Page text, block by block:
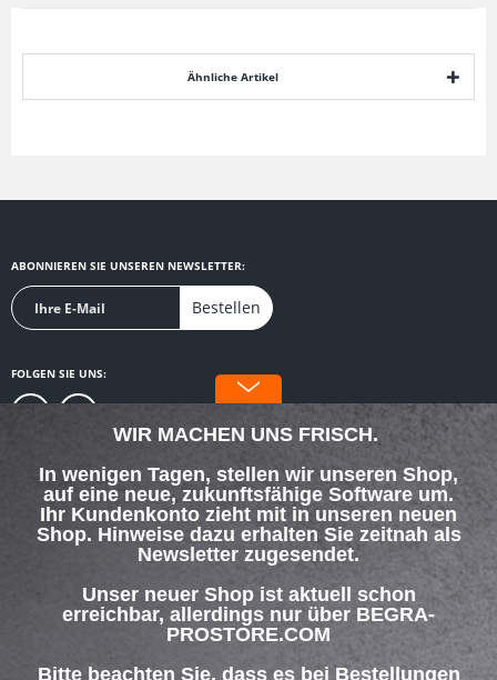
Ähnliche Artikel
ABONNIEREN SIE UNSEREN NEWSLETTER:
Bestellen
FOLGEN SIE UNS:
WIR MACHEN UNS FRISCH.
In wenigen Tagen, stellen wir unseren Shop,
auf eine neue, zukunftsfähige Software um.
Ihr Kundenkonto zieht mit in unseren neuen
Shop. Hinweise dazu erhalten Sie zeitnah als
Newsletter zugesendet.
Unser neuer Shop ist aktuell schon
erreichbar, allerdings nur über BEGRA-
PROSTORE.COM
Bitte beachten Sie, dass es bei Bestellungen
SERVICE HOTLINE
INFORMATIONEN